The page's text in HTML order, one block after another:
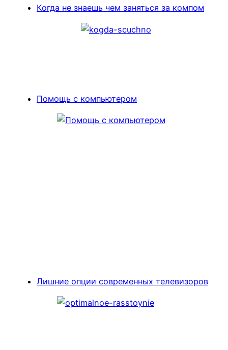
Когда не знаешь чем заняться за компом
Помощь с компьютером
Лишние опции современных телевизоров